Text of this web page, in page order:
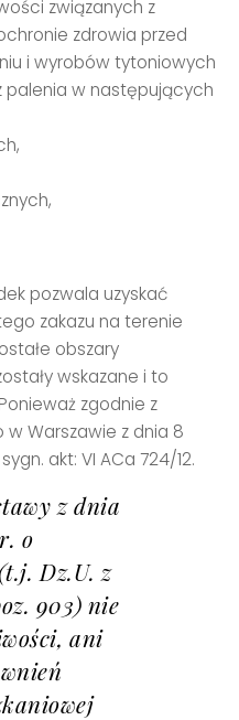
związanych z
zdrowia przed
i wyrobów tytoniowych
palenia w następujących
pozwala uzyskać
zakazu na terenie
obszary
wskazane i to
zgodnie z
Warszawie z dnia 8
akt: VI ACa 724/12.
z dnia
o
Dz.U. z
903) nie
ani